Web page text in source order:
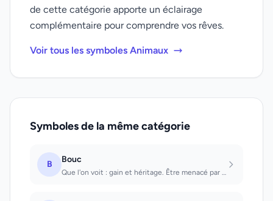
de cette catégorie apporte un éclairage
complémentaire pour comprendre vos rêves.
Voir tous les symboles Animaux
Symboles de la même catégorie
B Bouc
Que l'on voit : gain et héritage. Être menacé par un bouc : ne pas se laisser in...